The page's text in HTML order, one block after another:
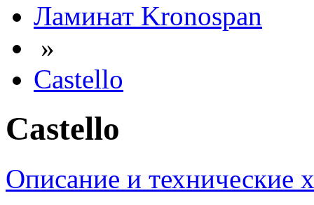
Ламинат Kronospan
»
Castello
Castello
Описание и технические